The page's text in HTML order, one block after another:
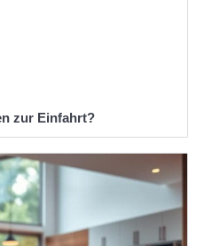
zur Einfahrt?